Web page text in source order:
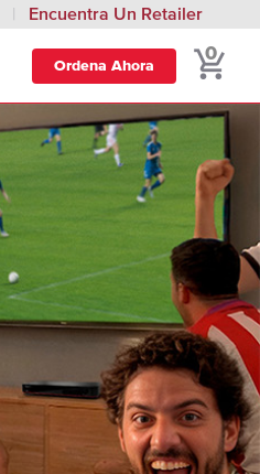
Encuentra Un Retailer
Ordena Ahora
0